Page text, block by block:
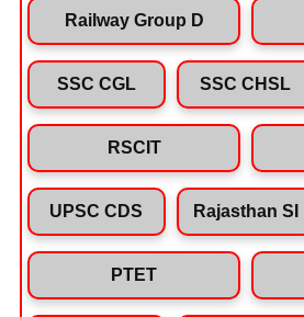
Railway Group D
SSC CGL SSC CHSL
RSCIT
UPSC CDS Rajasthan SI
PTET